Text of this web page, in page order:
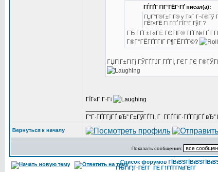
ГЃГҐГ ГІГ°ГЁГ·ГҐ писал(а):
ГЏГ°Г®Г±ГІГ® y Г¤Г Г¬Г®Гў
ГЁГ«ГЁ Гї Г­ГҐ ГЇГ°Г ГўГ ?
ГЂ ГҐГ±Г«ГЁ ГЄГІГ® ГҐГ№ГҐ
Г®Г°ГЁГҐГ­ГІГ Г¶ГЁГҐГ©?
ГЏГіГ±ГІГј ГЎГҐГЈГ ГҐГІ, ГЄГ ГЄ
ГЇГ«Г Г·Гі
Г“Г·ГҐГ­ГјГҐ вЂ” Г±ГўГҐГІ, Г Г­ГҐГіГ·ГҐГ­ГјГҐ
Вернуться к началу
Показать сообщения:
Список форумов
ГЊГіГ¦Г·ГЁГ­Г ГЁ Г†ГҐГ­Г№ГЁГ­Г